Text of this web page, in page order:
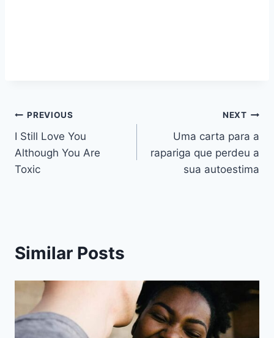
Navegação
de
artigos
PREVIOUS
I Still Love You
Although You Are
Toxic
NEXT
Uma carta para a
rapariga que perdeu a
sua autoestima
Similar Posts